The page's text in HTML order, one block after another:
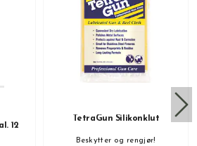
12
TetraGun Silikonklut
Beskytter og rengjør!